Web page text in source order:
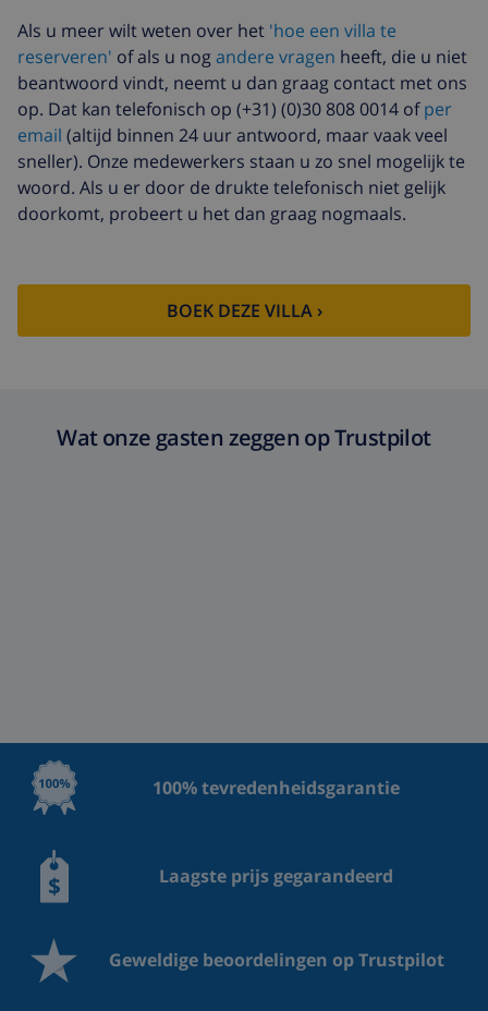
Als u meer wilt weten over het 'hoe een villa te
reserveren' of als u nogandere vragen heeft, die u niet
beantwoord vindt, neemt u dan graag contact met ons
op. Dat kan telefonisch op (+31) (0)30 808 0014 ofper
email (altijd binnen 24 uur antwoord, maar vaak veel
sneller). Onze medewerkers staan u zo snel mogelijk te
woord. Als u er door de drukte telefonisch niet gelijk
doorkomt, probeert u het dan graag nogmaals.
BOEK DEZE VILLA ›
Wat onze gasten zeggen op Trustpilot
100% tevredenheidsgarantie
Laagste prijs gegarandeerd
Geweldige beoordelingen op Trustpilot